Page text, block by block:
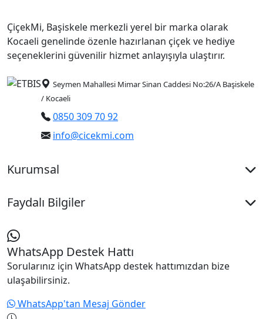
duygularla özdeşleşen bitkilerden biridir. Bu nedenle
doğum günü, teşekkür, kutlama veya yeni
başlangıçları simgeleyen birçok özel an için anlamlı
bir tercih olabilir.
Bu kategoride yer alan beyaz çift dal orkide
modellerini inceleyerek farklı saksı ve sunum
değerlendirebilirsiniz.
ÇiçekMi, Başiskele merkezli yerel bir marka olarak
Kocaeli genelinde özenle hazırlanan çiçek ve hediye
seçeneklerini güvenilir hizmet anlayışıyla ulaştırır.
Seymen Mahallesi Mimar Sinan Caddesi No:26/A Başiskele
/ Kocaeli
0850 309 70 92
info@cicekmi.com
Kurumsal
Faydalı Bilgiler
WhatsApp Destek Hattı
Sorularınız için WhatsApp destek hattımızdan bize
ulaşabilirsiniz.
WhatsApp'tan Mesaj Gönder